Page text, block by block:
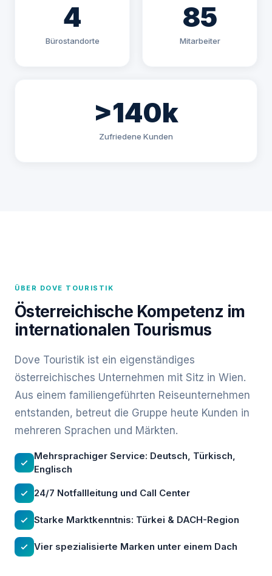
4
Bürostandorte
85
Mitarbeiter
>140k
Zufriedene Kunden
ÜBER DOVE TOURISTIK
Österreichische Kompetenz im
internationalen Tourismus
Dove Touristik ist ein eigenständiges
österreichisches Unternehmen mit Sitz in Wien.
Aus einem familiengeführten Reiseunternehmen
entstanden, betreut die Gruppe heute Kunden in
mehreren Sprachen und Märkten.
Mehrsprachiger Service: Deutsch, Türkisch,
Englisch
24/7 Notfallleitung und Call Center
Starke Marktkenntnis: Türkei & DACH-Region
Vier spezialisierte Marken unter einem Dach